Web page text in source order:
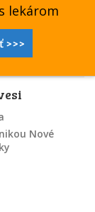
lekárom
Nové